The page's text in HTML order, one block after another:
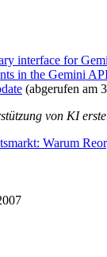
interface for
in the Gemini
(abgerufen am
von KI
Warum